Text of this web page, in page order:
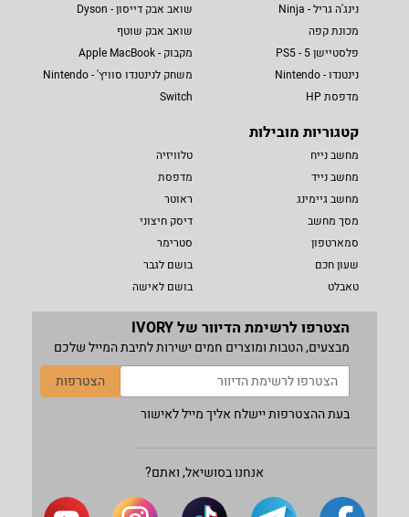
נינג'ה גריל - Ninja
מכונת קפה
פלסטיישן 5 - PS5
נינטנדו - Nintendo
מדפסת HP
שואב אבק דייסון - Dyson
שואב אבק שוטף
מקבוק - Apple MacBook
משחק לנינטנדו סוויץ' - Nintendo
Switch
קטגוריות מובילות
מחשב נייח
מחשב נייד
מחשב גיימינג
מסך מחשב
סמארטפון
שעון חכם
טאבלט
טלוויזיה
מדפסת
ראוטר
דיסק חיצוני
סטרימר
בושם לגבר
בושם לאישה
הצטרפו לרשימת הדיוור של IVORY
מבצעים, הטבות ומוצרים חמים ישירות לתיבת המייל שלכם
הצטרפות
בעת ההצטרפות יישלח אליך מייל לאישור
אנחנו בסושיאל, ואתם?